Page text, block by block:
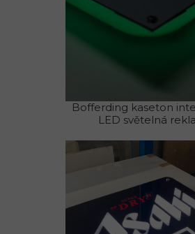
Bofferding kaseton
LED světelná